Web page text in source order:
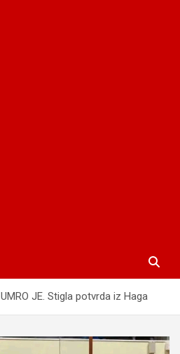
UMRO JE. Stigla potvrda iz Haga